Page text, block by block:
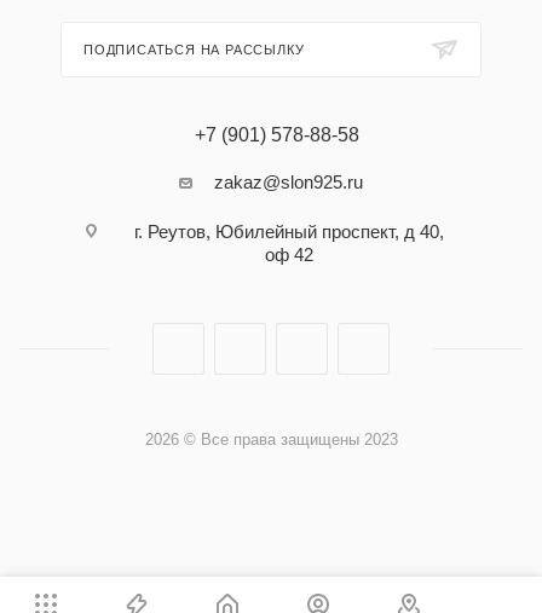
ПОДПИСАТЬСЯ НА РАССЫЛКУ
+7 (901) 578-88-58
zakaz@slon925.ru
г. Реутов, Юбилейный проспект, д 40,
оф 42
2026 © Все права защищены 2023